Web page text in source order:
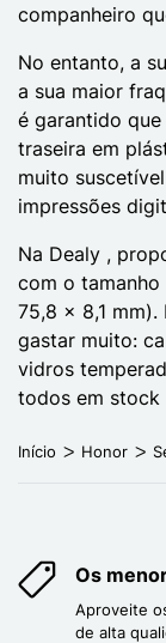
companheiro
No entanto, a
a sua maior
é garantido
traseira em
muito
impressões
Na Dealy ,
com o tamanho
75,8 x 8,1
gastar muito:
vidros
todos em stock
Início Honor
Os
Aproveite
de alta